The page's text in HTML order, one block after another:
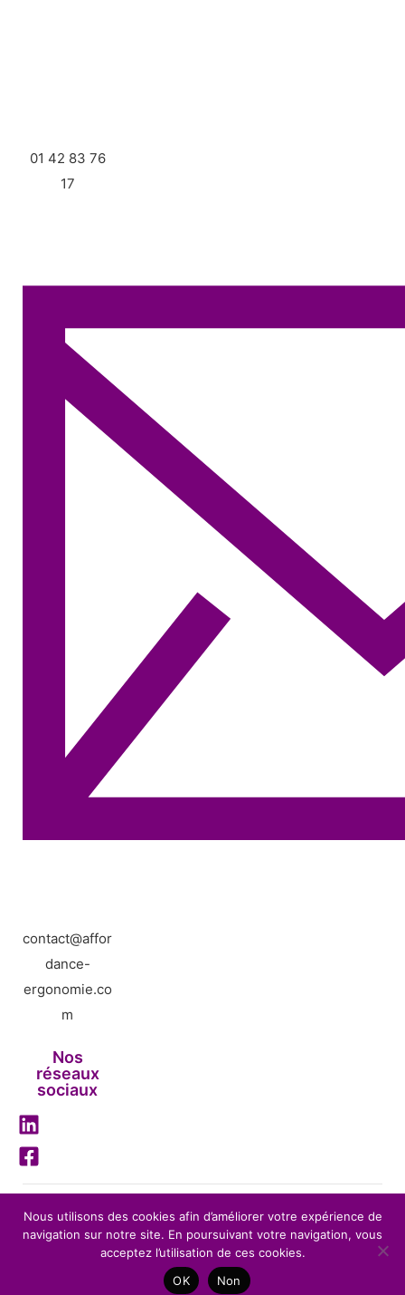
01 42 83 76
17
contact@affor
dance-
ergonomie.co
m
Nos
réseaux
sociaux
Affordance Ergonomie – 2026 – Tous droits réservés-
RéalisationBENEFITS WEB
Mentions légales
Politique de confidentialité
Nous utilisons des cookies afin d’améliorer votre expérience de
navigation sur notre site. En poursuivant votre navigation, vous
acceptez l’utilisation de ces cookies.
OK
Non